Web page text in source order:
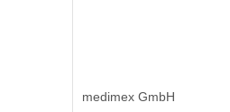
medimex GmbH